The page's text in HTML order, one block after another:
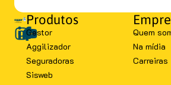
Produtos
Gestor
Aggilizador
Seguradoras
Sisweb
Quem
Na mídia
Carreiras